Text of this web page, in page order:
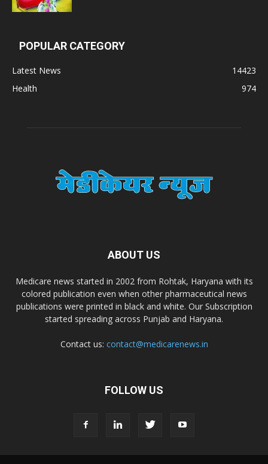
POPULAR CATEGORY
Latest News
14423
Health
974
ABOUT US
Medicare news started in 2002 from Rohtak, Haryana with its
colored publication even when other pharmaceutical news
publications were printed in black and white. Our Subscription
started spreading across Punjab and Haryana.
Contact us: contact@medicarenews.in
FOLLOW US